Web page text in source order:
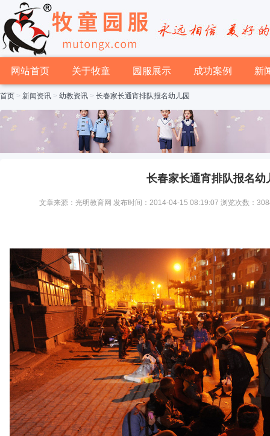
网站首页 关于牧童 园服展示 成功案例 新
首页 > 新闻资讯 > 幼教资讯 > 长春家长通宵排队报名幼儿园
长春家长通宵排队报名幼
文章来源：光明教育网 发布时间：2014-04-15 08:19:07 浏览次数：